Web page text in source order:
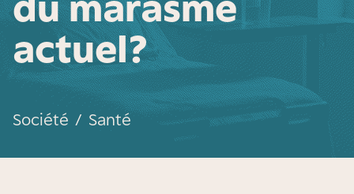
actuel ?
Société / Santé